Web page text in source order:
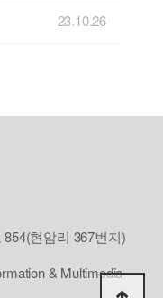
23.10.26
현암리 367번지)
& Multimedia